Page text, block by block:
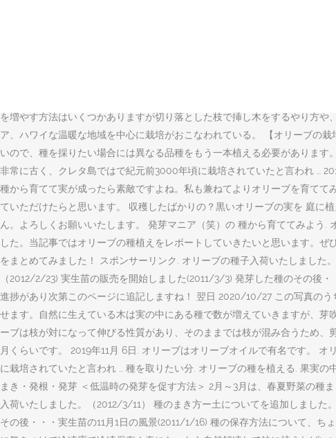
かず、種ありを購入してしまいました。オリーブビッターというものを購
を増やす方法はいくつかありますが切り落とした枝で挿し木をするやり方
ア、ハワイな温暖な地域を中心に栽培がおこなわれている。 【オリーブの
いので、種を採りたい場合には異なる品種をもう一本植える必要がありま
非常に古く、クレタ島ではで紀元前3000年頃に栽培されていたと言われ …
種から育てて実が成ったら素敵ですよね。私も兼ねてよりオリーブを育て
ていただけたらと思います。 収穫したばかりの？黒いオリーブの実を 庭に
ん。よろしくお願いいたします。 発芽マニア（笑）の 種から育ててみよう
した。当記事ではオリーブの種植えをレポートしていきたいと思います。
をまとめてみました！ スポンサーリンク. オリーブの種子入荷いたしまし
（2012/2/23) 実生苗の販売を開始しました(2011/3/3) 発芽した種のその後
進捗があり次第このページに追記しますね！ 翌日 2020/10/27 この写真の
せます。自然に生えている木は実の中にある種で数が増えていきますが、
ーブは枝が対になって伸びる性質があり、そのままでは枝が混み合うため
月くらいです。 2019年11月 6日. オリーブはオリーブオイルで有名です。
に栽培されていたと言われ … 種を取りたい分. オリーブの種を植える. 果実
まき・発根・発芽 ＜低温時の発芽を促す方法＞ 2月～3月は、春夏野菜の
入荷いたしました。（2012/3/11） 種のまき方ー土についてを追加しまし
その後・・・実生苗の11月1日の風景(2011/1/16) 種の保存方法について、